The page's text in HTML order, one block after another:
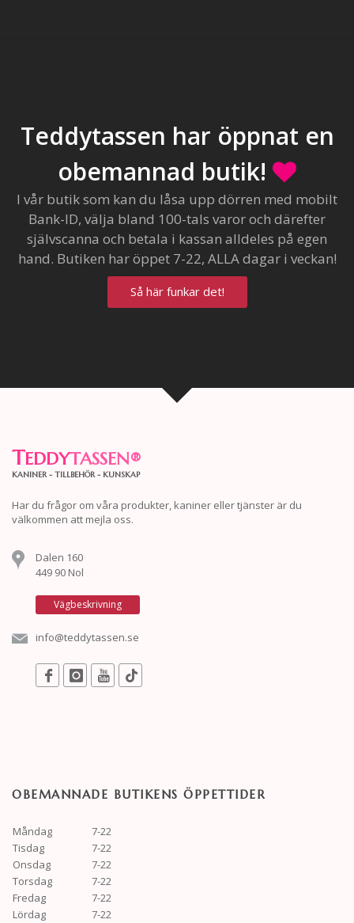
Teddytassen har öppnat en
obemannad butik!
I vår butik som kan du låsa upp dörren med mobilt
Bank-ID, välja bland 100-tals varor och därefter
självscanna och betala i kassan alldeles på egen
hand. Butiken har öppet 7-22, ALLA dagar i veckan!
Så här funkar det!
TEDDYTASSEN®
KANINER - TILLBEHÖR - KUNSKAP
Har du frågor om våra produkter, kaniner eller tjänster är du
välkommen att mejla oss.
Dalen 160
449 90 Nol
Vägbeskrivning
info@teddytassen.se
OBEMANNADE BUTIKENS ÖPPETTIDER
Måndag
7-22
Tisdag
7-22
Onsdag
7-22
Torsdag
7-22
Fredag
7-22
Lördag
7-22